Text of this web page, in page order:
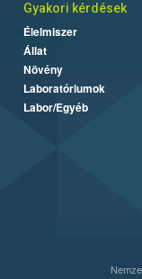
Gyakori kérdések
Élelmiszer
Állat
Növény
Laboratóriumok
Labor/Egyéb